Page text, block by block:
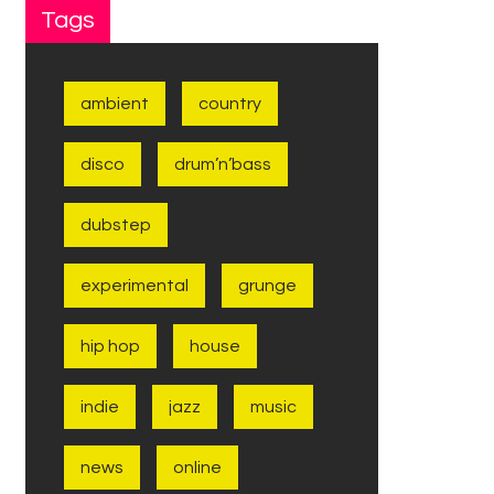
Tags
ambient country
disco drum’n’bass
dubstep
experimental grunge
hip hop house
indie jazz music
news online